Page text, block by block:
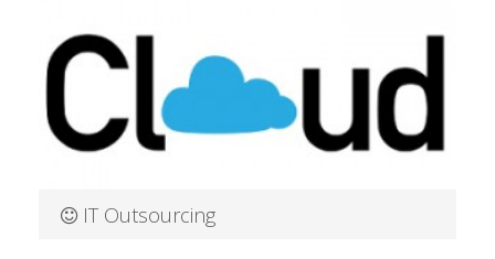
Mehr Informationen
IT Outsourcing